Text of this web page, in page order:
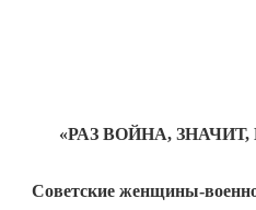
«РАЗ ВОЙНА,
Советские женщины-